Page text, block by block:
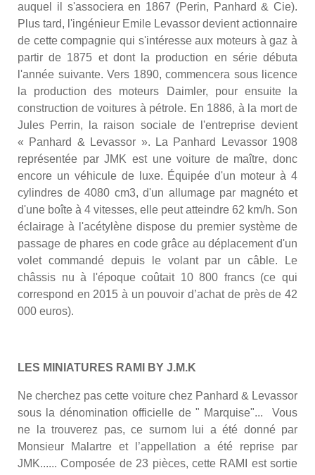
auquel il s'associera en 1867 (Perin, Panhard & Cie).
Plus tard, l'ingénieur Emile Levassor devient actionnaire
de cette compagnie qui s'intéresse aux moteurs à gaz à
partir de 1875 et dont la production en série débuta
l'année suivante. Vers 1890, commencera sous licence
la production des moteurs Daimler, pour ensuite la
construction de voitures à pétrole. En 1886, à la mort de
Jules Perrin, la raison sociale de l'entreprise devient
« Panhard & Levassor ».
La Panhard Levassor 1908
représentée par JMK est une voiture de maître, donc
encore un véhicule de luxe. Équipée d'un moteur à 4
cylindres de 4080 cm3, d'un allumage par magnéto et
d'une boîte à 4 vitesses, elle peut atteindre 62 km/h. Son
éclairage à l'acétylène dispose du premier système de
passage de phares en code grâce au déplacement d'un
volet commandé depuis le volant par un câble. Le
châssis nu à l'époque coûtait 10 800 francs (ce qui
correspond en 2015 à un pouvoir d’achat de près de 42
000 euros).
LES MINIATURES RAMI BY J.M.K
Ne cherchez pas cette voiture chez Panhard & Levassor
sous la dénomination officielle de " Marquise"... Vous
ne la trouverez pas, ce surnom lui a été donné par
Monsieur Malartre et l’appellation a été reprise par
JMK...... Composée de 23 pièces, cette RAMI est sortie